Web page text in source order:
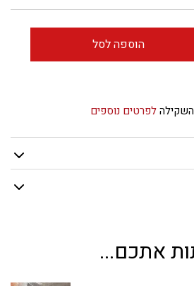
הוספה לסל
לפרטים נוספים
אתכם...